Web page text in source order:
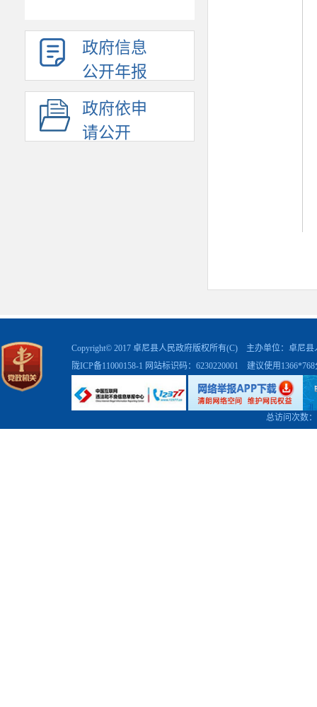
政府信息
公开年报
政府依申
请公开
Copyright© 2017 卓尼县人民政府版权所有(C) 主办单位：卓尼
陇ICP备11000158-1 网站标识码：6230220001 建议使用
总访问次数：